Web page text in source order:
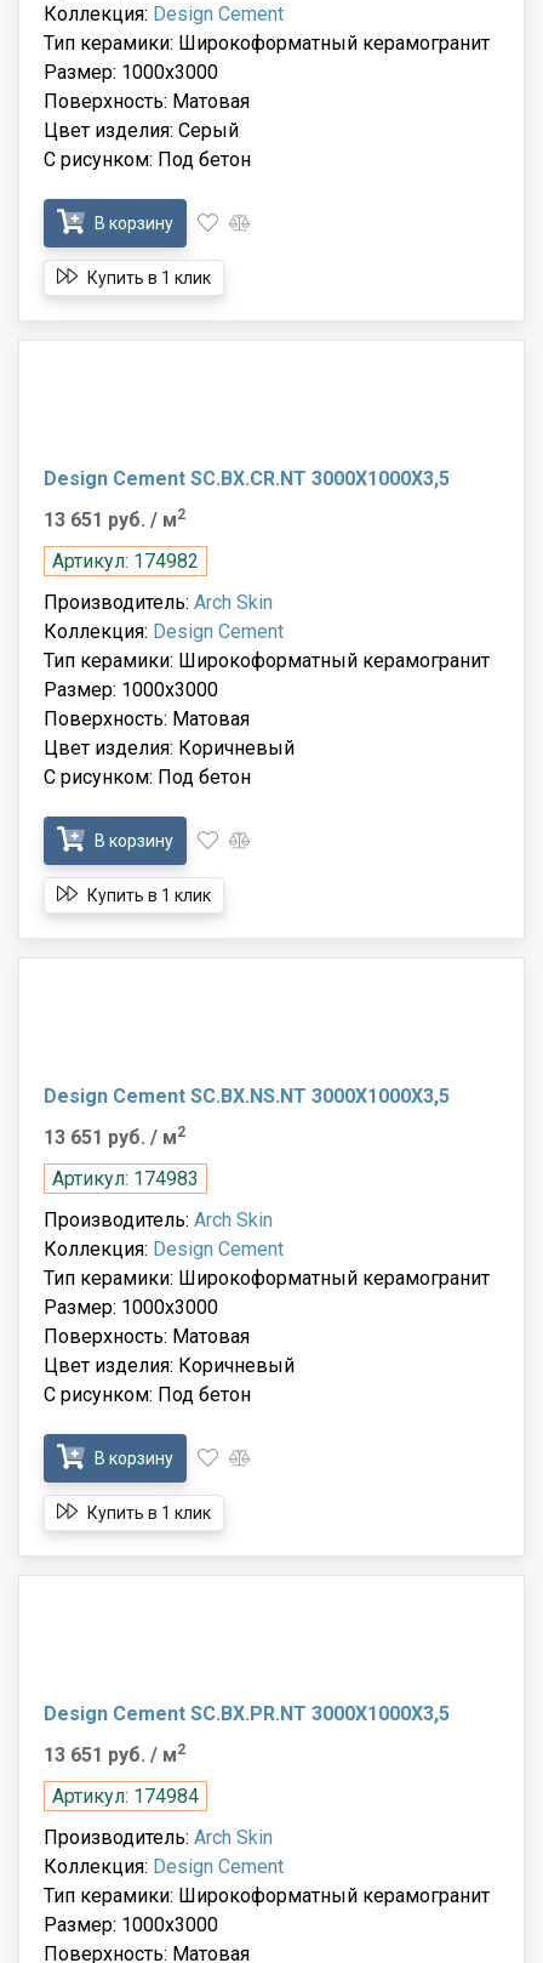
Коллекция: Design Cement
Тип керамики: Широкоформатный керамогранит
Размер: 1000x3000
Поверхность: Матовая
Цвет изделия: Серый
С рисунком: Под бетон
В корзину
Купить в 1 клик
Design Cement SC.BX.CR.NT 3000X1000X3,5
13 651 руб. / м2
Артикул: 174982
Производитель: Arch Skin
Коллекция: Design Cement
Тип керамики: Широкоформатный керамогранит
Размер: 1000x3000
Поверхность: Матовая
Цвет изделия: Коричневый
С рисунком: Под бетон
В корзину
Купить в 1 клик
Design Cement SC.BX.NS.NT 3000X1000X3,5
13 651 руб. / м2
Артикул: 174983
Производитель: Arch Skin
Коллекция: Design Cement
Тип керамики: Широкоформатный керамогранит
Размер: 1000x3000
Поверхность: Матовая
Цвет изделия: Коричневый
С рисунком: Под бетон
В корзину
Купить в 1 клик
Design Cement SC.BX.PR.NT 3000X1000X3,5
13 651 руб. / м2
Артикул: 174984
Производитель: Arch Skin
Коллекция: Design Cement
Тип керамики: Широкоформатный керамогранит
Размер: 1000x3000
Поверхность: Матовая